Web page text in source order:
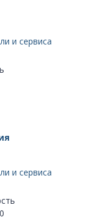
и сервиса
и сервиса